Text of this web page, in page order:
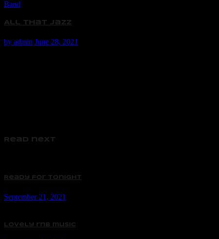
Band
All that Jazz
by admin June 28, 2021
Read next
Ready for tonight
September 21, 2021
Lovely rnb music